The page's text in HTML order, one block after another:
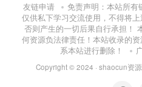
友链申请
免责声明：本站所有
仅供私下学习交流使用，不得将
否则产生的一切后果自行承担！
何资源负法律责任！本站收录的
系本站进行删除！
Copyright © 2024 · shaocun资